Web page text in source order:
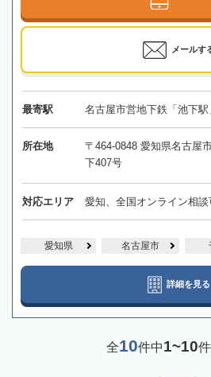
メールす
最寄駅 名古屋市営地下鉄「池下駅
所在地
〒464-0848 愛知県名古屋
下407号
対応エリア 愛知、全国オンライン相談
愛知県 名古屋市
詳細を見る
全10件中1~10